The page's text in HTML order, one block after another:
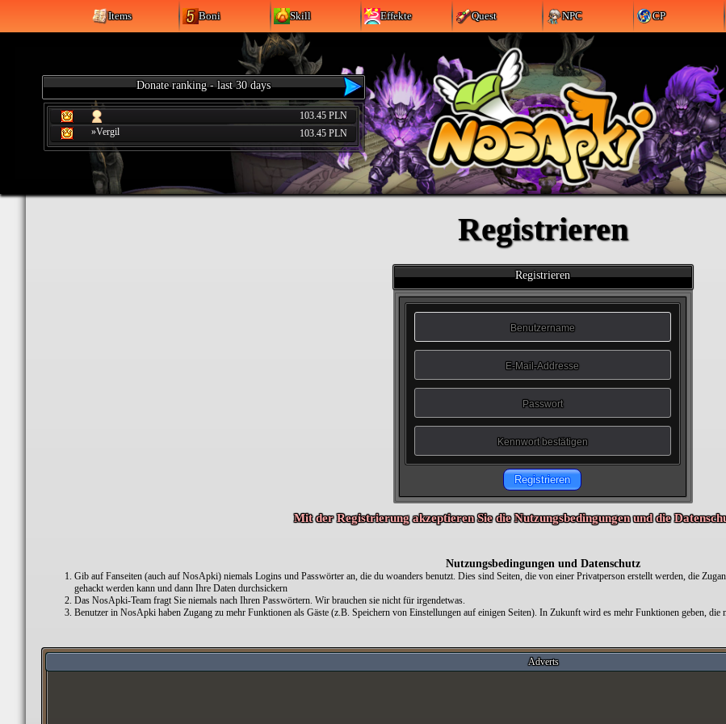
Items Boni Skill Effekte Quest NPC CP
Donate ranking - last 30 days
103.45 PLN
»Vergil
103.45 PLN
Registrieren
Registrieren
Registrieren
Mit der Registrierung akzeptieren Sie die Nutzungsbedingungen und die
Nutzungsbedingungen und Datenschutz
Gib auf Fanseiten (auch auf NosApki) niemals Logins und Passwörter an, die du woanders benutzt. Dies sind Seiten, die von einer Privatperson erstellt werden, die
gehackt werden kann und dann Ihre Daten durchsickern
Das NosApki-Team fragt Sie niemals nach Ihren Passwörtern. Wir brauchen sie nicht für irgendetwas.
Benutzer in NosApki haben Zugang zu mehr Funktionen als Gäste (z.B. Speichern von Einstellungen auf einigen Seiten). In Zukunft wird es mehr Funktionen geben, die
Adverts